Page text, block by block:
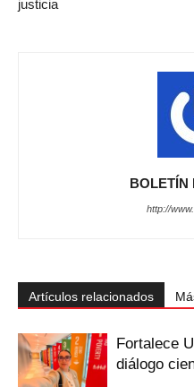
justicia
BOLETÍN
http://
Artículos relacionados
Fortalece
diálogo